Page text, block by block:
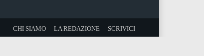
CHI SIAMO LA REDAZIONE SCRIVICI